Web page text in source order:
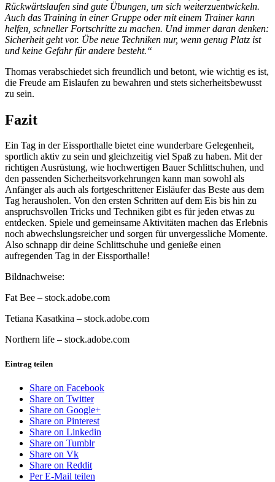
Rückwärtslaufen sind gute Übungen, um sich weiterzuentwickeln.
Auch das Training in einer Gruppe oder mit einem Trainer kann
helfen, schneller Fortschritte zu machen. Und immer daran denken:
Sicherheit geht vor. Übe neue Techniken nur, wenn genug Platz ist
und keine Gefahr für andere besteht.“
Thomas verabschiedet sich freundlich und betont, wie wichtig es ist,
die Freude am Eislaufen zu bewahren und stets sicherheitsbewusst
zu sein.
Fazit
Ein Tag in der Eissporthalle bietet eine wunderbare Gelegenheit,
sportlich aktiv zu sein und gleichzeitig viel Spaß zu haben. Mit der
richtigen Ausrüstung, wie hochwertigen Bauer Schlittschuhen, und
den passenden Sicherheitsvorkehrungen kann man sowohl als
Anfänger als auch als fortgeschrittener Eisläufer das Beste aus dem
Tag herausholen. Von den ersten Schritten auf dem Eis bis hin zu
anspruchsvollen Tricks und Techniken gibt es für jeden etwas zu
entdecken. Spiele und gemeinsame Aktivitäten machen das Erlebnis
noch abwechslungsreicher und sorgen für unvergessliche Momente.
Also schnapp dir deine Schlittschuhe und genieße einen
aufregenden Tag in der Eissporthalle!
Bildnachweise:
Fat Bee – stock.adobe.com
Tetiana Kasatkina – stock.adobe.com
Northern life – stock.adobe.com
Eintrag teilen
Share on Facebook
Share on Twitter
Share on Google+
Share on Pinterest
Share on Linkedin
Share on Tumblr
Share on Vk
Share on Reddit
Per E-Mail teilen